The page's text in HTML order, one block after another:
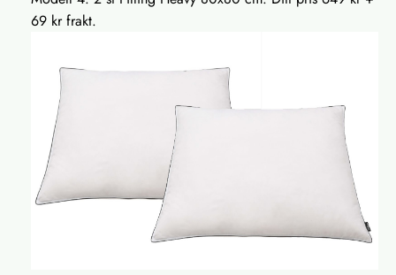
69 kr frakt.